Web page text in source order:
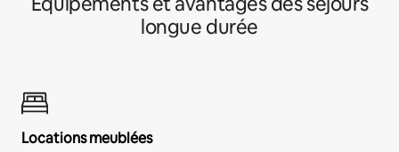
longue durée
Locations meublées